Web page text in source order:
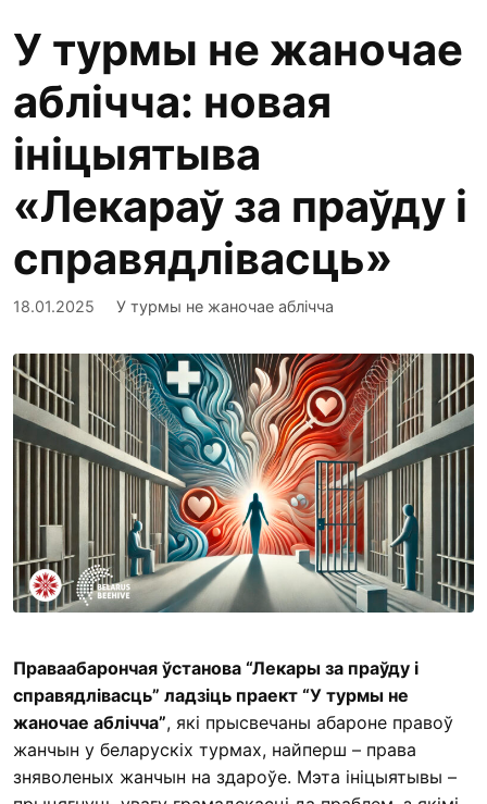
У турмы не жаночае
аблічча: новая
ініцыятыва
«Лекараў за праўду і
справядлівасць»
18.01.2025 У турмы не жаночае аблічча
Праваабарончая ўстанова “Лекары за праўду і
справядлівасць” ладзіць праект “У турмы не
жаночае аблічча”, які прысвечаны абароне правоў
жанчын у беларускіх турмах, найперш – права
зняволеных жанчын на здароўе. Мэта ініцыятывы –